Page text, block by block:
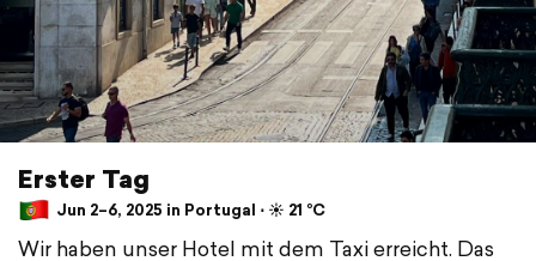
Erster Tag
Jun 2–6, 2025 in Portugal ⋅ ☀️ 21 °C
Wir haben unser Hotel mit dem Taxi erreicht. Das